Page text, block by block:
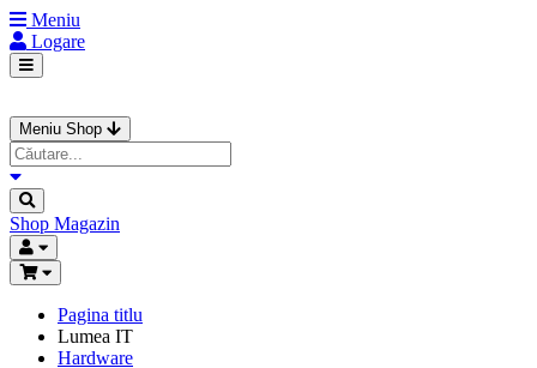
Meniu
Logare
Meniu Shop
Shop Magazin
Pagina titlu
Lumea IT
Hardware